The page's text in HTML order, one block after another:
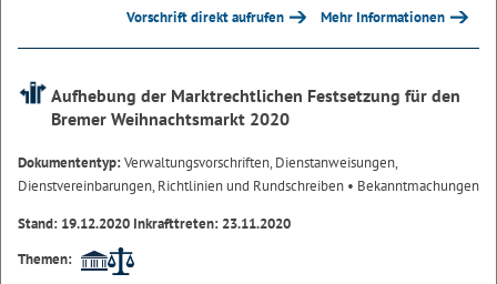
Vorschrift direkt aufrufen Mehr Informationen
Aufhebung der Marktrechtlichen Festsetzung für den
Bremer Weihnachtsmarkt 2020
Dokumententyp:Verwaltungsvorschriften, Dienstanweisungen,
Dienstvereinbarungen, Richtlinien und Rundschreiben • Bekanntmachungen
Stand: 19.12.2020 Inkrafttreten: 23.11.2020
Themen: